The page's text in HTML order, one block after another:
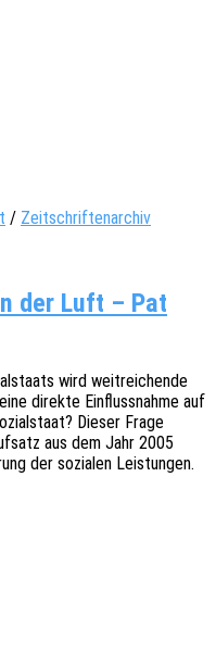
/ Zeitschriftenarchiv
der Luft – Pat
wird weit­rei­chen­de
direk­te Einfluss­nah­me auf
Dieser Frage
aus dem Jahr 2005
der sozia­len Leis­tun­gen.